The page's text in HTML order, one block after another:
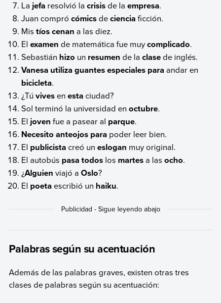
La jefa resolvió lacrisisde laempresa.
Juan comprócómicsdeciencia ficción.
Mistíos cenan a las diez.
Elexamen de matemática fue muycomplicado.
Sebastián hizo un resumen de laclasede inglés.
Vanesa utiliza guantes especiales para andar en
bicicleta.
¿Túvivesenesta ciudad?
Sol terminó la universidad enoctubre.
El joven fue a pasear al parque.
Necesito anteojos para poder leer bien.
El publicista creó uneslogan muy original.
El autobús pasa todos los martesa lasocho.
¿Alguien viajó aOslo?
El poeta escribió un haiku.
Palabras según su acentuación
Además de las palabras graves, existen otras tres
clases de palabras según su acentuación: